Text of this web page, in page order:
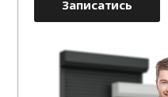
Записатись